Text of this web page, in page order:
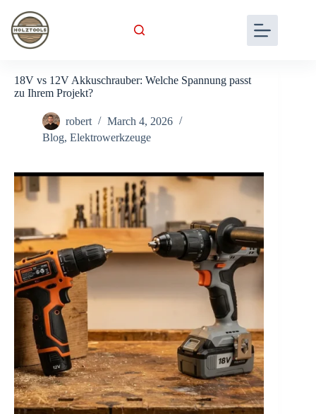
content
18V vs 12V Akkuschrauber: Welche Spannung passt
zu Ihrem Projekt?
robert
March 4, 2026
Blog, Elektrowerkzeuge